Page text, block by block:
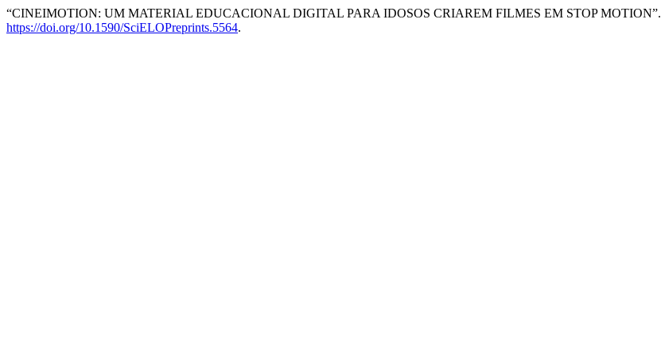
“CINEIMOTION: UM MATERIAL EDUCACIONAL DIGITAL PARA IDOSOS CRIAREM FILMES EM STOP MOTION”.
https://doi.org/10.1590/SciELOPreprints.5564.